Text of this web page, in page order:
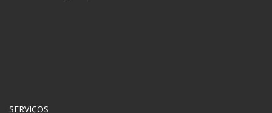
SERVIÇOS